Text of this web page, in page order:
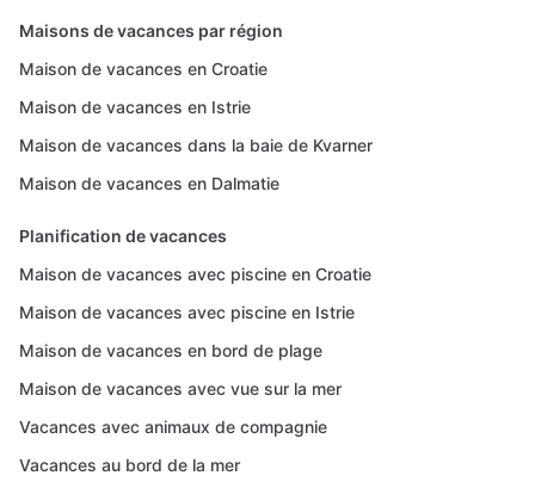
Maisons de vacances par région
Maison de vacances en Croatie
Maison de vacances en Istrie
Maison de vacances dans la baie de Kvarner
Maison de vacances en Dalmatie
Planification de vacances
Maison de vacances avec piscine en Croatie
Maison de vacances avec piscine en Istrie
Maison de vacances en bord de plage
Maison de vacances avec vue sur la mer
Vacances avec animaux de compagnie
Vacances au bord de la mer